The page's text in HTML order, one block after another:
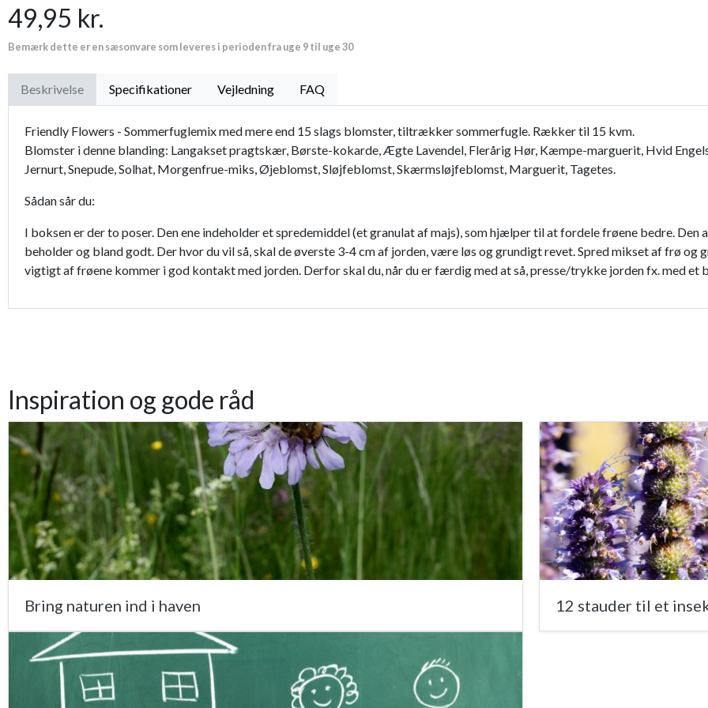
Premium læder handske Flutter
Proffesionel vandingspose 100 liter
49,95 kr.
Bemærk dette er en sæsonvare som leveres i perioden fra uge 9 til uge 30
Beskrivelse Specifikationer Vejledning FAQ
Friendly Flowers - Sommerfuglemix med mere end 15 slags blomster, tiltrækker sommerfugle. Rækker til 15 kvm.
Blomster i denne blanding: Langakset pragtskær, Børste-kokarde, Ægte Lavendel, Flerårig Hør, Kæmpe-marguerit, Hvid
Jernurt, Snepude, Solhat, Morgenfrue-miks, Øjeblomst, Sløjfeblomst, Skærmsløjfeblomst, Marguerit, Tagetes.
Sådan sår du:
I boksen er der to poser. Den ene indeholder et spredemiddel (et granulat af majs), som hjælper til at fordele frøene bedre. Den
beholder og bland godt. Der hvor du vil så, skal de øverste 3-4 cm af jorden, være løs og grundigt revet. Spred mikset af frø og
vigtigt af frøene kommer i god kontakt med jorden. Derfor skal du, når du er færdig med at så, presse/trykke jorden fx. med
Inspiration og gode råd
Bring naturen ind i haven 12 stauder til et